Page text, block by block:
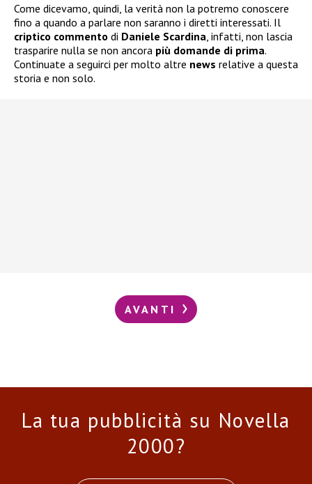
Come dicevamo, quindi, la verità non la potremo conoscere
fino a quando a parlare non saranno i diretti interessati. Il
criptico commento di Daniele Scardina , infatti, non lascia
trasparire nulla se non ancora più domande di prima.
Continuate a seguirci per molto altre news relative a questa
storia e non solo.
AVANTI
La tua pubblicità su Novella
2000?